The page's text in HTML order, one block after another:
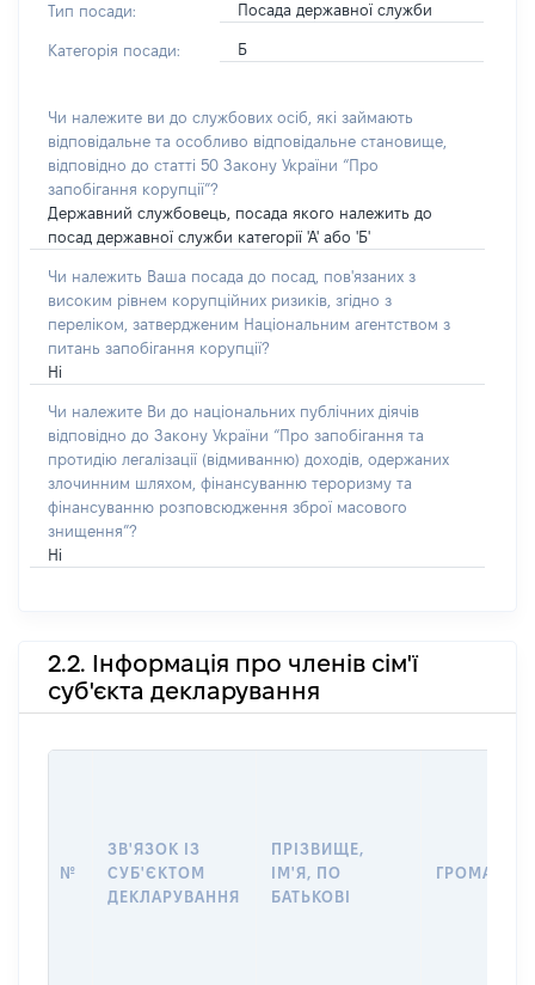
Тип посади: Посада державної служби
Категорія посади: Б
Чи належите ви до службових осіб, які займають
відповідальне та особливо відповідальне становище,
відповідно до статті 50 Закону України “Про
запобігання корупції”?
Державний службовець, посада якого належить до
посад державної служби категорії 'А' або 'Б'
Чи належить Ваша посада до посад, пов'язаних з
високим рівнем корупційних ризиків, згідно з
переліком, затвердженим Національним агентством з
питань запобігання корупції?
Ні
Чи належите Ви до національних публічних діячів
відповідно до Закону України “Про запобігання та
протидію легалізації (відмиванню) доходів, одержаних
злочинним шляхом, фінансуванню тероризму та
фінансуванню розповсюдження зброї масового
знищення”?
Ні
2.2. Інформація про членів сім'ї
суб'єкта декларування
№
ЗВ'ЯЗОК ІЗ
СУБ'ЄКТОМ
ДЕКЛАРУВАННЯ
ПРІЗВИЩЕ,
ІМ'Я, ПО
БАТЬКОВІ